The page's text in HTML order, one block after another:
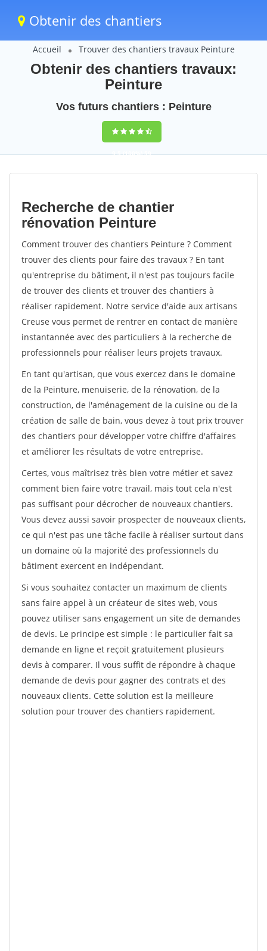
Obtenir des chantiers
Accueil Trouver des chantiers travaux Peinture
Obtenir des chantiers travaux:
Peinture
Vos futurs chantiers : Peinture
9,5(100%)59
votes
Recherche de chantier
rénovation Peinture
Comment trouver des chantiers Peinture ? Comment
trouver des clients pour faire des travaux ? En tant
qu'entreprise du bâtiment, il n'est pas toujours facile
de trouver des clients et trouver des chantiers à
réaliser rapidement. Notre service d'aide aux artisans
Creuse vous permet de rentrer en contact de manière
instantannée avec des particuliers à la recherche de
professionnels pour réaliser leurs projets travaux.
En tant qu'artisan, que vous exercez dans le domaine
de la Peinture, menuiserie, de la rénovation, de la
construction, de l'aménagement de la cuisine ou de la
création de salle de bain, vous devez à tout prix trouver
des chantiers pour développer votre chiffre d'affaires
et améliorer les résultats de votre entreprise.
Certes, vous maîtrisez très bien votre métier et savez
comment bien faire votre travail, mais tout cela n'est
pas suffisant pour décrocher de nouveaux chantiers.
Vous devez aussi savoir prospecter de nouveaux clients,
ce qui n'est pas une tâche facile à réaliser surtout dans
un domaine où la majorité des professionnels du
bâtiment exercent en indépendant.
Si vous souhaitez contacter un maximum de clients
sans faire appel à un créateur de sites web, vous
pouvez utiliser sans engagement un site de demandes
de devis. Le principe est simple : le particulier fait sa
demande en ligne et reçoit gratuitement plusieurs
devis à comparer. Il vous suffit de répondre à chaque
demande de devis pour gagner des contrats et des
nouveaux clients. Cette solution est la meilleure
solution pour trouver des chantiers rapidement.